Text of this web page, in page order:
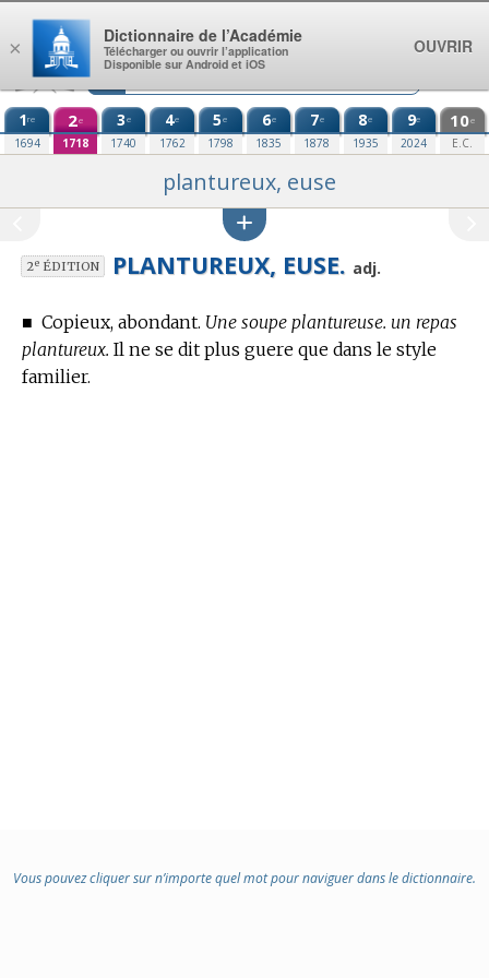
Aller au contenu
1re
1694
2e
1718
3e
1740
4e
1762
5e
1798
6e
1835
7e
1878
8e
1935
9e
2024
10e
E.C.
plantureux, euse
2eÉDITION PLANTUREUX, EUSE. adj.
■ Copieux, abondant. Une soupe plantureuse. un repas
plantureux. Il ne se dit plus guere que dans le style
familier.
Vous pouvez cliquer sur n’importe quel mot pour naviguer dans le dictionnaire.
×
Dictionnaire de l’Académie
Télécharger ou ouvrir l’application
Disponible sur Android et iOS
OUVRIR